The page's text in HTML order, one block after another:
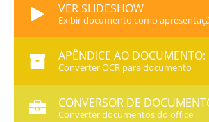
VER SLIDESHOW
Exibir documento como
APÊNDICE AO DOCUMENTO:
Converter OCR para documento
CONVERSOR DE
Converter documentos do office